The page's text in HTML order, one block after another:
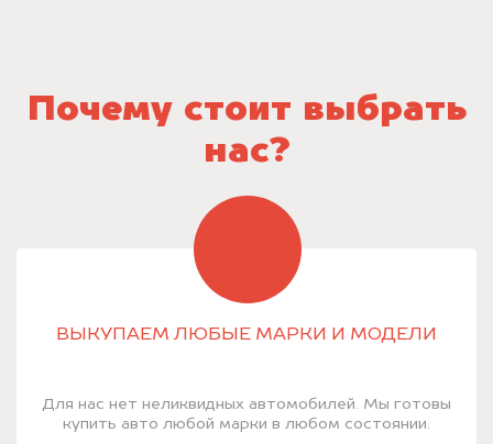
Почему стоит выбрать
нас?
ВЫКУПАЕМ ЛЮБЫЕ МАРКИ И МОДЕЛИ
Для нас нет неликвидных автомобилей. Мы готовы
купить авто любой марки в любом состоянии.